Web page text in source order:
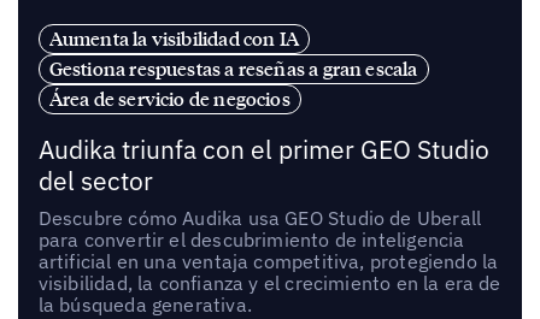
Aumenta la visibilidad con IA
Gestiona respuestas a reseñas a gran escala
Área de servicio de negocios
Audika triunfa con el primer GEO Studio
del sector
Descubre cómo Audika usa GEO Studio de Uberall
para convertir el descubrimiento de inteligencia
artificial en una ventaja competitiva, protegiendo la
visibilidad, la confianza y el crecimiento en la era de
la búsqueda generativa.